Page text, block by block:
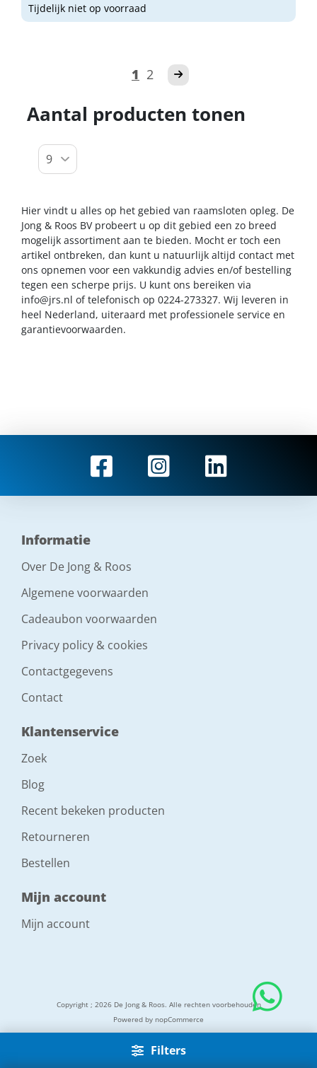
Filters
Tijdelijk niet op voorraad
1 2
Aantal producten tonen
Hier vindt u alles op het gebied van raamsloten opleg. De
Jong & Roos BV probeert u op dit gebied een zo breed
mogelijk assortiment aan te bieden. Mocht er toch een
artikel ontbreken, dan kunt u natuurlijk altijd contact met
ons opnemen voor een vakkundig advies en/of bestelling
tegen een scherpe prijs. U kunt ons bereiken via
info@jrs.nl of telefonisch op 0224-273327. Wij leveren in
heel Nederland, uiteraard met professionele service en
garantievoorwaarden.
Informatie
Over De Jong & Roos
Algemene voorwaarden
Cadeaubon voorwaarden
Privacy policy & cookies
Contactgegevens
Contact
Klantenservice
Zoek
Blog
Recent bekeken producten
Retourneren
Bestellen
Mijn account
Mijn account
Copyright ; 2026 De Jong & Roos. Alle rechten voorbehouden
Powered by nopCommerce